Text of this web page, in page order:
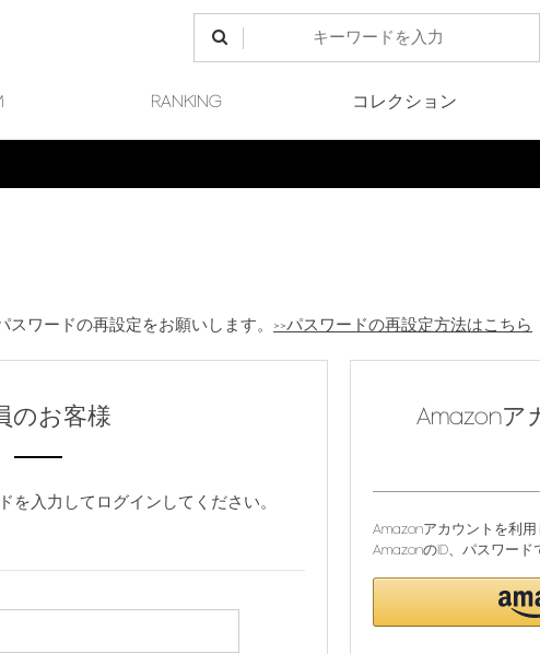
RANKING コレクション
ワードの再設定をお願いします。 >>パスワードの再設定方法はこちら
のお客様
を入力してログインしてください。
Amazonア
Amazonアカウントを利
AmazonのID、パスワード